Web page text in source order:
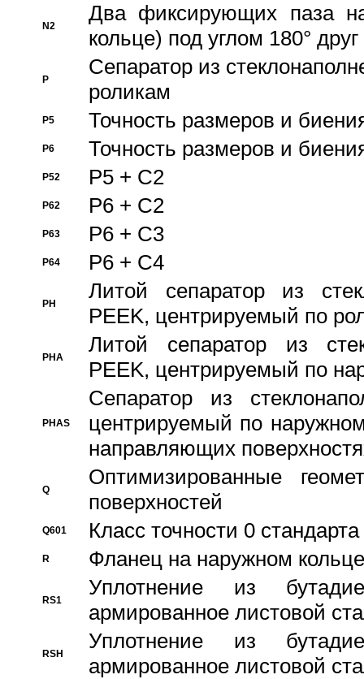
N2
Два фиксирующих паза
кольце) под углом 180° друг
P
Cепаратор из
роликам
P5 Точность размеров и
P6 Точность размеров и
P52 P5 + C2
P62 P6 + C2
P63 P6 + C3
P64 P6 + C4
PH
Литой сепаратор из
PEEK, центрируемый по
PHA
Литой сепаратор из
PEEK, центрируемый по
PHAS
Сепаратор из
центрируемый по
направляющих
Q
Оптимизированные
поверхностей
Q601 Класс точности 0
R Фланец на наружном кольце
RS1
Уплотнение из
армированное листовой
RSH
Уплотнение из
армированное листовой